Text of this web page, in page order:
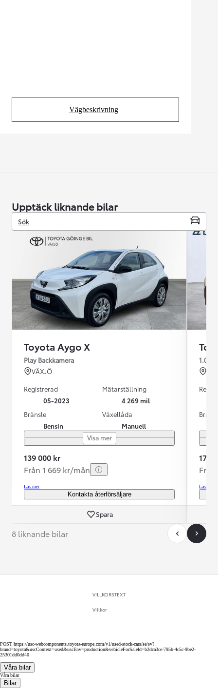
Vägbeskrivning
(Opens in new tab)
Upptäck liknande bilar
Sök
Toyota Aygo X
Play Backkamera
VÄXJÖ
Registrerad
05-2023
Mätarställning
4 269 mil
Bränsle
Bensin
Växellåda
Manuell
Visa mer
139 000 kr
Från 1 669 kr/mån
Läs mer
Kontakta återförsäljare
Spara
1.0 s-
179
Läs mer
8 liknande bilar
VILLKORSTEXT
Villkor
POST https://usc-webcomponents.toyota-europe.com/v1/used-stock-cars/se/sv?
brand=toyota&uscContext=used&uscEnv=production&vehicleForSaleId=b2dca3ce-795b-4c5c-9be2-
25301dd0dd40
Våra bilar
Våra bilar
Bilar